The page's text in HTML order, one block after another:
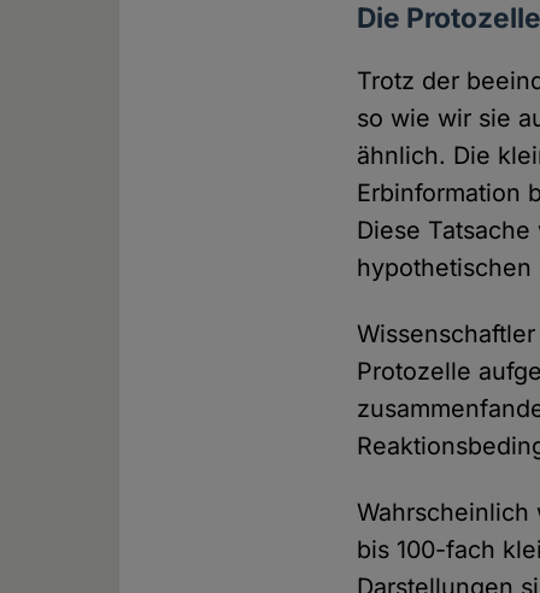
Die Protozelle
Trotz der
so wie wir sie
ähnlich. Die
Erbinformation
Diese
hypothetischen
Protozelle
Wahrscheinlich
bis 100-fach